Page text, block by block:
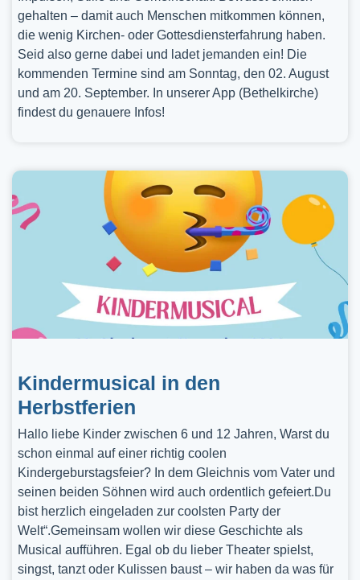
gehalten – damit auch Menschen mitkommen können,
die wenig Kirchen- oder Gottesdiensterfahrung haben.
Seid also gerne dabei und ladet jemanden ein! Die
kommenden Termine sind am Sonntag, den 02. August
und am 20. September. In unserer App (Bethelkirche)
findest du genauere Infos!
Kindermusical in den
Herbstferien
Hallo liebe Kinder zwischen 6 und 12 Jahren, Warst du
schon einmal auf einer richtig coolen
Kindergeburstagsfeier? In dem Gleichnis vom Vater und
seinen beiden Söhnen wird auch ordentlich gefeiert.Du
bist herzlich eingeladen zur coolsten Party der
Welt“.Gemeinsam wollen wir diese Geschichte als
Musical aufführen. Egal ob du lieber Theater spielst,
singst, tanzt oder Kulissen baust – wir haben da was für